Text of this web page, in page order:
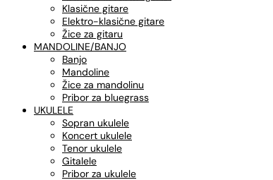
Klasične gitare
Elektro-klasične gitare
Žice za gitaru
MANDOLINE/BANJO
Banjo
Mandoline
Žice za mandolinu
Pribor za bluegrass
UKULELE
Sopran ukulele
Koncert ukulele
Tenor ukulele
Gitalele
Pribor za ukulele